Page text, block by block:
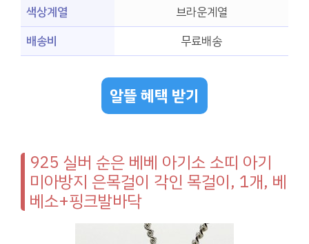
색상계열
브라운계열
배송비
무료배송
알뜰 혜택 받기
925 실버 순은 베베 아기소 소띠 아기
미아방지 은목걸이 각인 목걸이, 1개, 베
베소+핑크발바닥